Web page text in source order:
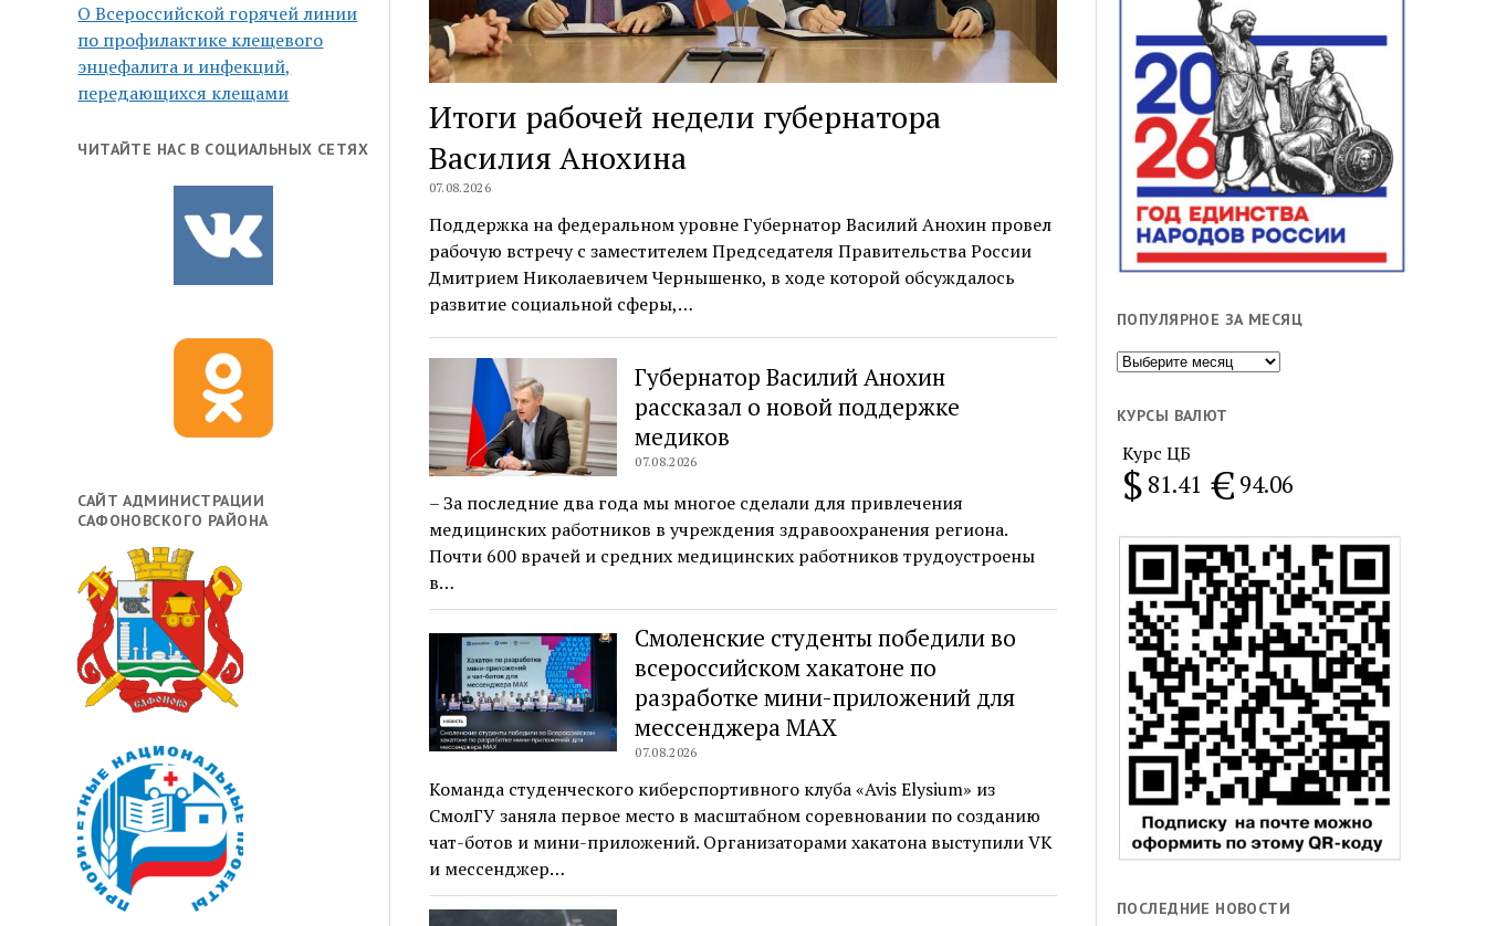
О Всероссийской горячей линии
по профилактике клещевого
энцефалита и инфекций,
передающихся клещами
ЧИТАЙТЕ НАС В СОЦИАЛЬНЫХ СЕТЯХ
САЙТ АДМИНИСТРАЦИИ
САФОНОВСКОГО РАЙОНА
Итоги рабочей недели губернатора
Василия Анохина
07.08.2026
Поддержка на федеральном уровне Губернатор Василий Анохин провел
рабочую встречу с заместителем Председателя Правительства России
Дмитрием Николаевичем Чернышенко, в ходе которой обсуждалось
развитие социальной сферы,…
Губернатор Василий Анохин
рассказал о новой поддержке
медиков
07.08.2026
– За последние два года мы многое сделали для привлечения
медицинских работников в учреждения здравоохранения региона.
Почти 600 врачей и средних медицинских работников трудоустроены
в…
Смоленские студенты победили во
всероссийском хакатоне по
разработке мини-приложений для
мессенджера MAX
07.08.2026
Команда студенческого киберспортивного клуба «Avis Elysium» из
СмолГУ заняла первое место в масштабном соревновании по созданию
чат-ботов и мини-приложений. Организаторами хакатона выступили VK
и мессенджер…
ПОПУЛЯРНОЕ ЗА МЕСЯЦ
Популярное
месяц
КУРСЫ ВАЛЮТ
Курс ЦБ
$ 81.41 € 94.06
ПОСЛЕДНИЕ НОВОСТИ